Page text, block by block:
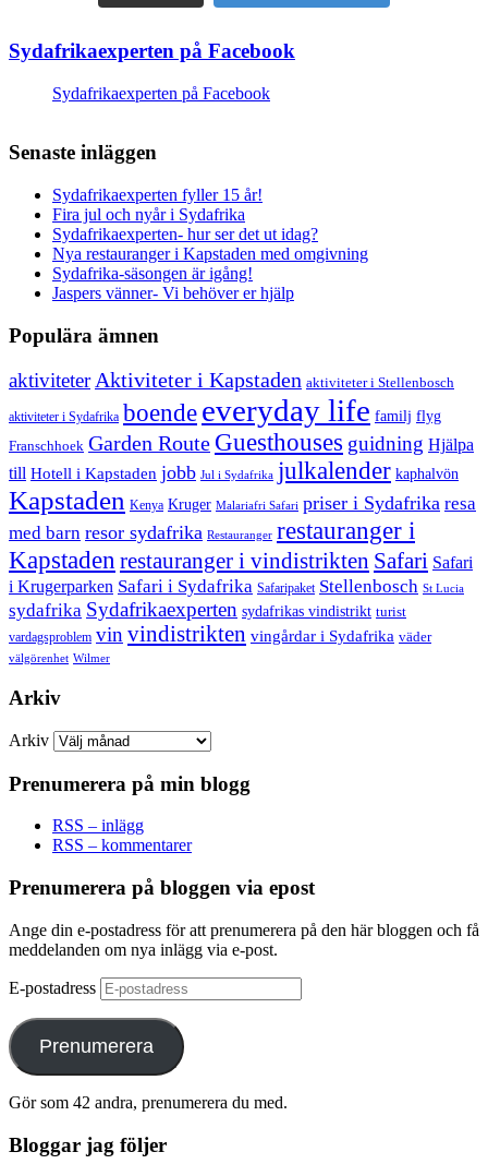
Sydafrikaexperten på Facebook
Sydafrikaexperten på Facebook
Senaste inläggen
Sydafrikaexperten fyller 15 år!
Fira jul och nyår i Sydafrika
Sydafrikaexperten- hur ser det ut idag?
Nya restauranger i Kapstaden med omgivning
Sydafrika-säsongen är igång!
Jaspers vänner- Vi behöver er hjälp
Populära ämnen
aktiviteter Aktiviteter i Kapstaden aktiviteter i Stellenbosch
aktiviteter i Sydafrika boende everyday life familj flyg
Franschhoek Garden Route Guesthouses guidning Hjälpa
till Hotell i Kapstaden jobb Jul i Sydafrika julkalender kaphalvön
Kapstaden Kenya Kruger Malariafri Safari priser i Sydafrika resa
med barn resor sydafrika Restauranger restauranger i
Kapstaden restauranger i vindistrikten Safari Safari
i Krugerparken Safari i Sydafrika Safaripaket Stellenbosch St Lucia
sydafrika Sydafrikaexperten sydafrikas vindistrikt turist
vardagsproblem vin vindistrikten vingårdar i Sydafrika väder
välgörenhet Wilmer
Arkiv
Arkiv
Prenumerera på min blogg
RSS – inlägg
RSS – kommentarer
Prenumerera på bloggen via epost
Ange din e-postadress för att prenumerera på den här bloggen och få
meddelanden om nya inlägg via e-post.
E-postadress
Prenumerera
Gör som 42 andra, prenumerera du med.
Bloggar jag följer